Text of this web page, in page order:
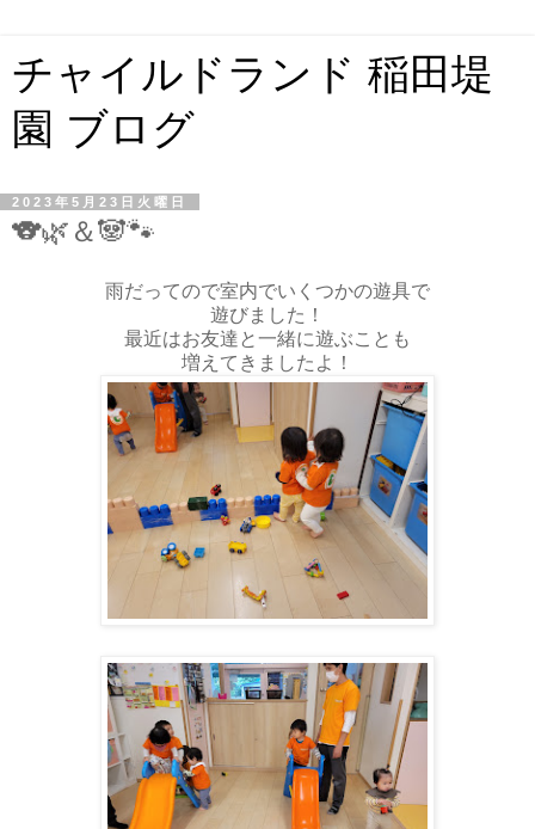
チャイルドランド 稲田堤
園 ブログ
2023年5月23日火曜日
🐨🌿＆🐼🐾
雨だってので室内でいくつかの遊具で
遊びました！
最近はお友達と一緒に遊ぶことも
増えてきましたよ！